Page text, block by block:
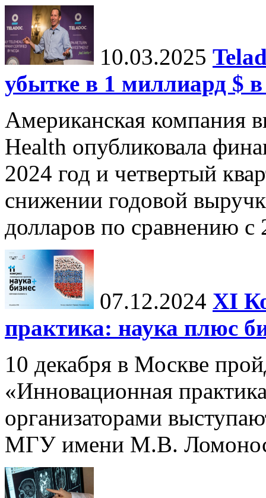
10.03.2025
убытке в 1 миллиард $ в
Американская компания
Health опубликовала
2024 год и четвертый
снижении годовой
долларов по сравнению с
07.12.2024 ХI
практика: наука плюс
10 декабря в Москве
«Инновационная
организаторами
МГУ имени М.В.